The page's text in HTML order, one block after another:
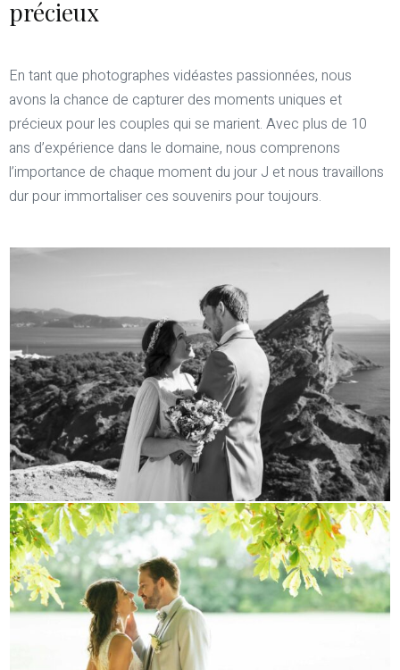
précieux
En tant que photographes vidéastes passionnées, nous
avons la chance de capturer des moments uniques et
précieux pour les couples qui se marient. Avec plus de 10
ans d’expérience dans le domaine, nous comprenons
l’importance de chaque moment du jour J et nous travaillons
dur pour immortaliser ces souvenirs pour toujours.